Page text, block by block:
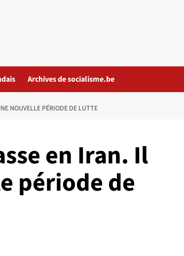
Archives de socialisme.be
NOUVELLE PÉRIODE DE LUTTE
en Iran. Il
période de